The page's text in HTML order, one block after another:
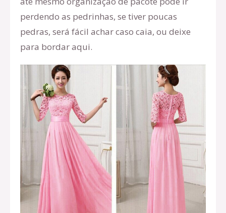
perdendo as pedrinhas, se tiver poucas
pedras, será fácil achar caso caia, ou deixe
para bordar aqui.